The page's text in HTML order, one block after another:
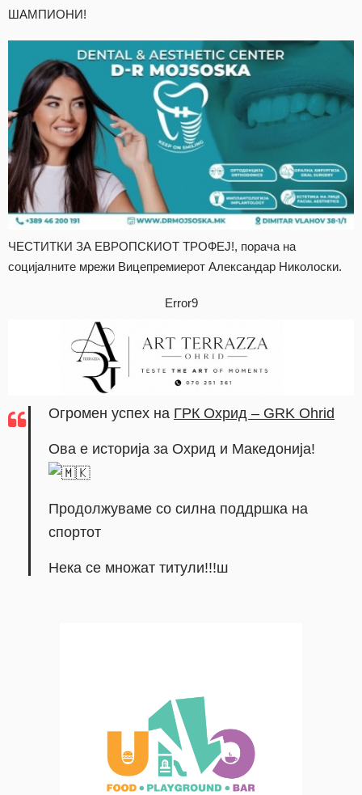
ШАМПИОНИ!
ЧЕСТИТКИ ЗА ЕВРОПСКИОТ ТРОФЕЈ!, порача на
социјалните мрежи Вицепремиерот Александар Николоски.
Error9
Огромен успех на ГРК Охрид – GRK Ohrid
Ова е историја за Охрид и Македонија!
Продолжуваме со силна поддршка на
спортот
Нека се множат титули!!!ш